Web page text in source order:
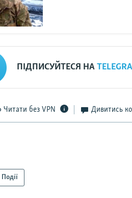
ПІДПИСУЙТЕСЯ НА
Читати без VPN Дивитись